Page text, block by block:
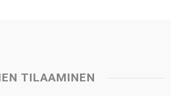
TILAAMINEN